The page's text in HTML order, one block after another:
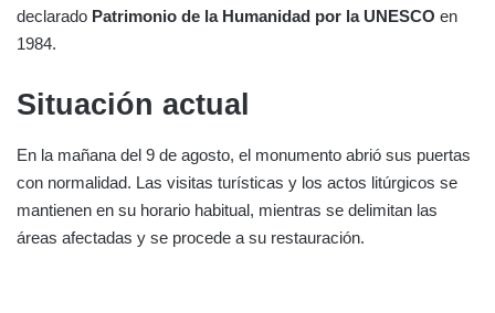
declarado Patrimonio de la Humanidad por la UNESCO en
1984.
Situación actual
En la mañana del 9 de agosto, el monumento abrió sus puertas
con normalidad. Las visitas turísticas y los actos litúrgicos se
mantienen en su horario habitual, mientras se delimitan las
áreas afectadas y se procede a su restauración.